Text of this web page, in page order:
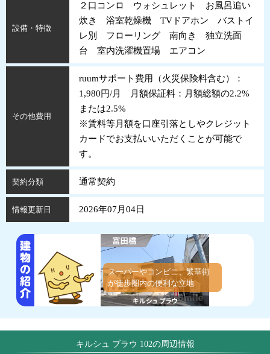
設備・特徴
２口コンロ ウォシュレット お風呂追い
炊き 浴室乾燥機 TVドアホン バストイ
レ別 フローリング 南向き 独立洗面
台 室内洗濯機置場 エアコン
その他費用
ruumサポート費用（火災保険料含む）：
1,980円/月 月額保証料：月額総額の2.2%
または2.5%
※賃料等月額を口座引落としやクレジット
カードでお支払いいただくことが可能で
す。
契約分類 通常契約
情報更新日 2026年07月04日
スーパーやコンビニ、繁華街
が徒歩圏内の便利な立地
キルシュ ブラウ 102の周辺情報